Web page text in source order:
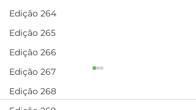
Edição 264
Edição 265
Edição 266
Edição 267
Edição 268
Flores promove
concurso de poesia
para clientes e